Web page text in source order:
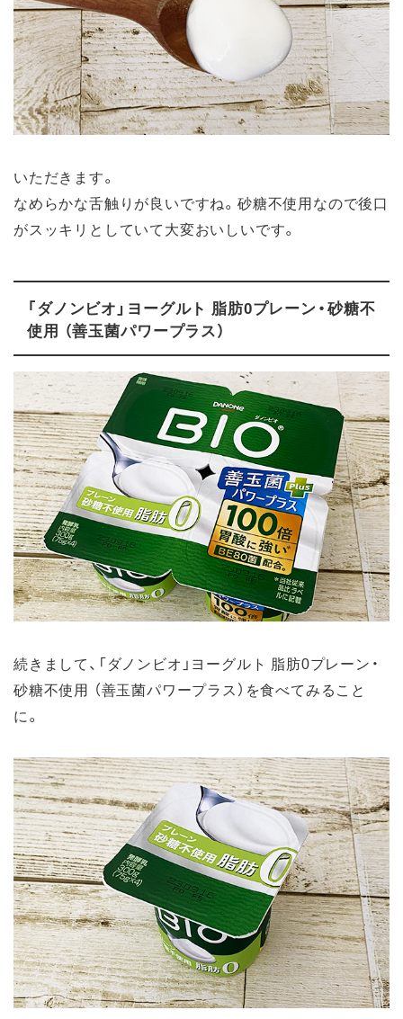
いただきます。
なめらかな舌触りが良いですね。砂糖不使用なので後口
がスッキリとしていて大変おいしいです。
「ダノンビオ」ヨーグルト 脂肪0プレーン・砂糖不
使用 （善玉菌パワープラス）
続きまして、「ダノンビオ」ヨーグルト 脂肪0プレーン・
砂糖不使用 （善玉菌パワープラス）を食べてみること
に。